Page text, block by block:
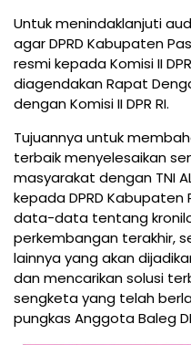
Untuk menindaklanjuti
agar DPRD Kabupaten
resmi kepada Komisi II
diagendakan Rapat
dengan Komisi II DPR RI.
Tujuannya untuk
terbaik menyelesaikan
masyarakat dengan TNI
kepada DPRD
data-data tentang
perkembangan terakhir,
lainnya yang akan
dan mencarikan solusi
sengketa yang telah
pungkas Anggota Baleg